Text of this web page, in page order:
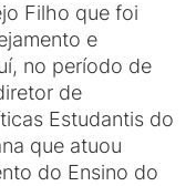
Filho que foi
e
no período de
de
Estudantis do
que atuou
do Ensino do